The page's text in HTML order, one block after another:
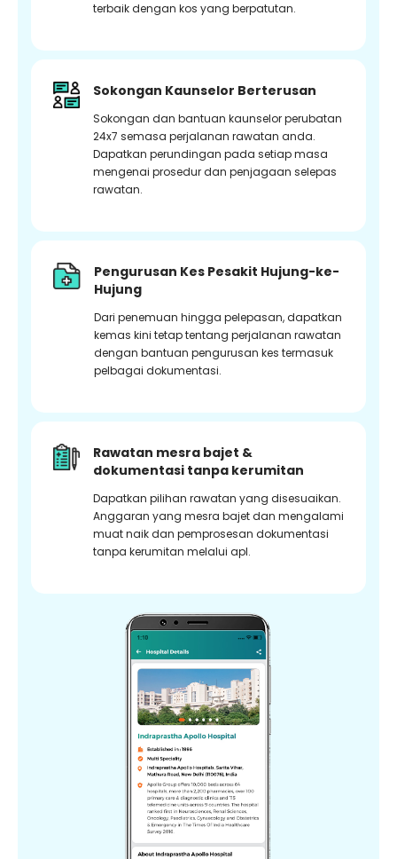
terbaik dengan kos yang berpatutan.
Sokongan Kaunselor Berterusan
Sokongan dan bantuan kaunselor perubatan
24x7 semasa perjalanan rawatan anda.
Dapatkan perundingan pada setiap masa
mengenai prosedur dan penjagaan selepas
rawatan.
Pengurusan Kes Pesakit Hujung-ke-
Hujung
Dari penemuan hingga pelepasan, dapatkan
kemas kini tetap tentang perjalanan rawatan
dengan bantuan pengurusan kes termasuk
pelbagai dokumentasi.
Rawatan mesra bajet &
dokumentasi tanpa kerumitan
Dapatkan pilihan rawatan yang disesuaikan.
Anggaran yang mesra bajet dan mengalami
muat naik dan pemprosesan dokumentasi
tanpa kerumitan melalui apl.